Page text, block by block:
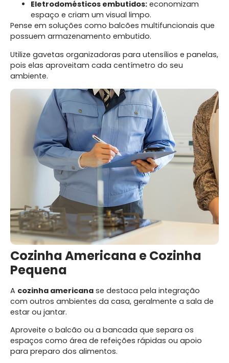
Eletrodomésticos embutidos: economizam
espaço e criam um visual limpo.
Pense em soluções como balcões multifuncionais que
possuem armazenamento embutido.
Utilize gavetas organizadoras para utensílios e panelas,
pois elas aproveitam cada centímetro do seu
ambiente.
Cozinha Americana e Cozinha
Pequena
A cozinha americana se destaca pela integração
com outros ambientes da casa, geralmente a sala de
estar ou jantar.
Aproveite o balcão ou a bancada que separa os
espaços como área de refeições rápidas ou apoio
para preparo dos alimentos.